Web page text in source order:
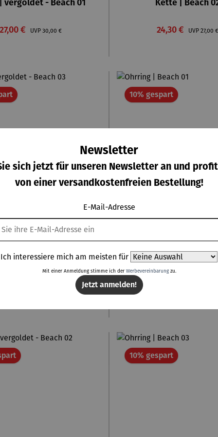
vergoldet - Beach 01
Verkaufspreis:
27,00 € UVP Regulärer Preis:
30,00 €
Kette | Beach
Verkaufspreis:
24,30 € UVP 27,00 €
Rabatt
Regulärer Preis:
10% gespartRabatt
Ohrring | Beach 01
Rabatt 10% gespartRabatt
Newsletter
sich jetzt für unseren Newsletter an und
von einer versandkostenfreien Bestellung!
E-Mail-Adresse
Ich interessiere mich am meisten für
Mit einer Anmeldung stimme ich der Werbevereinbarungzu.
Jetzt anmelden!